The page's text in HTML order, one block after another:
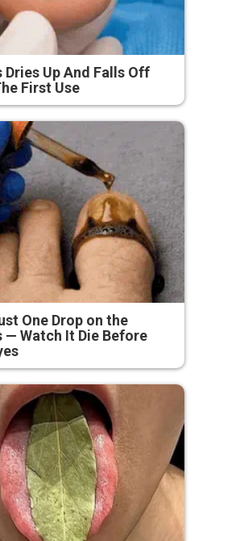
Dries Up And Falls Off
First Use
One Drop on the
— Watch It Die Before